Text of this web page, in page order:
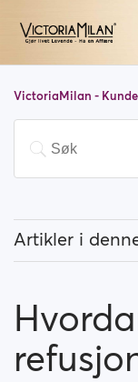
VictoriaMilan -
Artikler i
Hvordan
Hvilke